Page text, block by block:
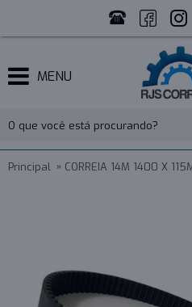
MENU
Principal CORREIA 14M 1400 X